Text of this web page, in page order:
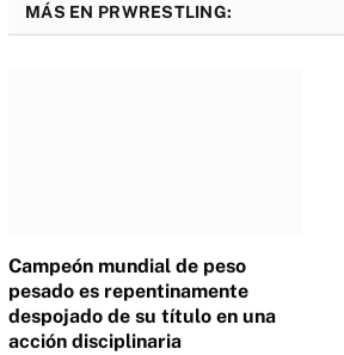
MÁS EN PRWRESTLING:
Campeón mundial de peso
pesado es repentinamente
despojado de su título en una
acción disciplinaria